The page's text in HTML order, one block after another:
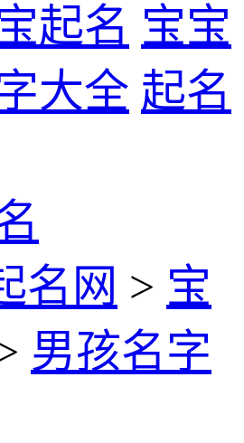
起名 宝宝
大全 起名
名网 > 宝
男孩名字